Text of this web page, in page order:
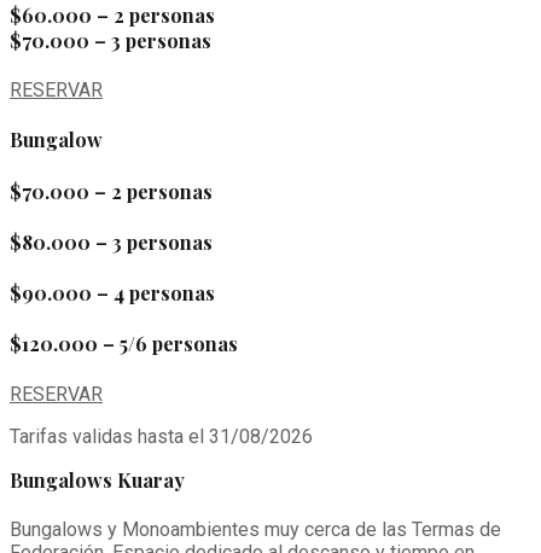
$60.000 – 2 personas
$70.000 – 3 personas
RESERVAR
Bungalow
$70.000 – 2 personas
$80.000 – 3 personas
$90.000 – 4 personas
$120.000 – 5/6 personas
RESERVAR
Tarifas validas hasta el 31/08/2026
Bungalows Kuaray
Bungalows y Monoambientes muy cerca de las Termas de